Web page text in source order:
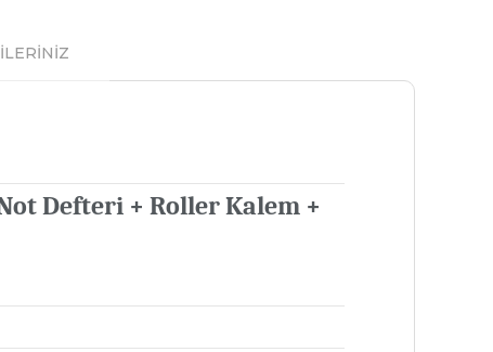
Defteri + Roller Kalem +